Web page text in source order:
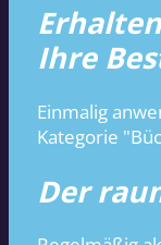
Ihre
Einmalig
Kategorie
Der